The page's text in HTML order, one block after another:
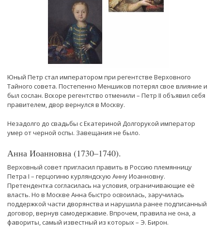
Юный Петр стал императором при регентстве Верховного
Тайного совета. Постепенно Меншиков потерял свое влияние и
был сослан. Вскоре регентство отменили – Петр II объявил себя
правителем, двор вернулся в Москву.
Незадолго до свадьбы с Екатериной Долгорукой император
умер от черной оспы. Завещания не было.
Анна Иоанновна (1730–1740).
Верховный совет пригласил править в Россию племянницу
Петра I – герцогиню курляндскую Анну Иоанновну.
Претендентка согласилась на условия, ограничивающие её
власть. Но в Москве Анна быстро освоилась, заручилась
поддержкой части дворянства и нарушила ранее подписанный
договор, вернув самодержавие. Впрочем, правила не она, а
фавориты, самый известный из которых – Э. Бирон.